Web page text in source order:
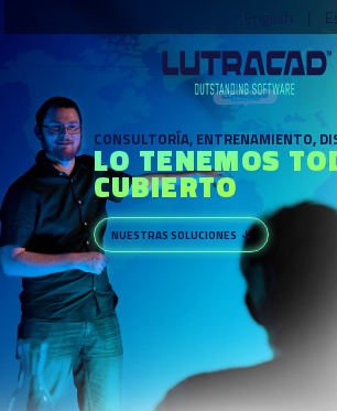
|
CONSULTORÍA, ENTRENAMIENTO,
LO TENEMOS
CUBIERTO
NUESTRAS SOLUCIONES